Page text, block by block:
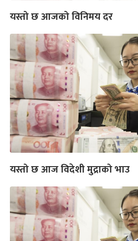
यस्तो छ आजको विनिमय दर
यस्तो छ आज विदेशी मुद्राको भाउ